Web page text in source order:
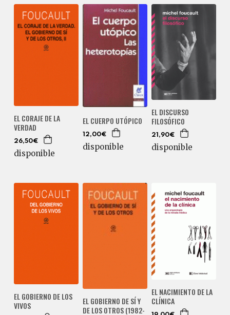
EL CORAJE DE LA
VERDAD
26,50€
disponible
EL CUERPO UTÓPICO
12,00€
disponible
EL DISCURSO
FILOSÓFICO
21,90€
disponible
EL GOBIERNO DE LOS
VIVOS
EL GOBIERNO DE SÍ Y
DE LOS OTROS (1982-
EL NACIMIENTO DE LA
CLÍNICA